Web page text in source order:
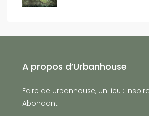
A propos d’Urbanhouse
Faire de Urbanhouse, un lieu :
Abondant